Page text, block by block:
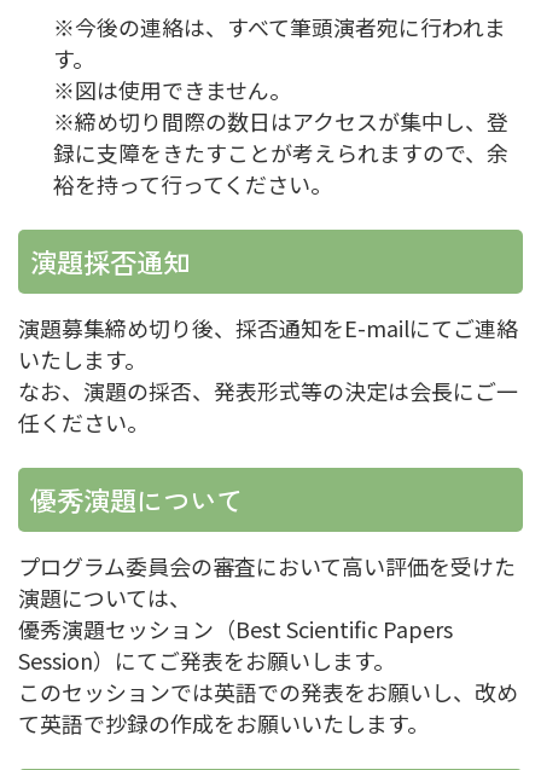
※今後の連絡は、すべて筆頭演者宛に行われま
す。
※図は使用できません。
※締め切り間際の数日はアクセスが集中し、登
録に支障をきたすことが考えられますので、余
裕を持って行ってください。
演題採否通知
演題募集締め切り後、採否通知をE-mailにてご連絡
いたします。
なお、演題の採否、発表形式等の決定は会長にご一
任ください。
優秀演題について
プログラム委員会の審査において高い評価を受けた
演題については、
優秀演題セッション（Best Scientific Papers
Session）にてご発表をお願いします。
このセッションでは英語での発表をお願いし、改め
て英語で抄録の作成をお願いいたします。